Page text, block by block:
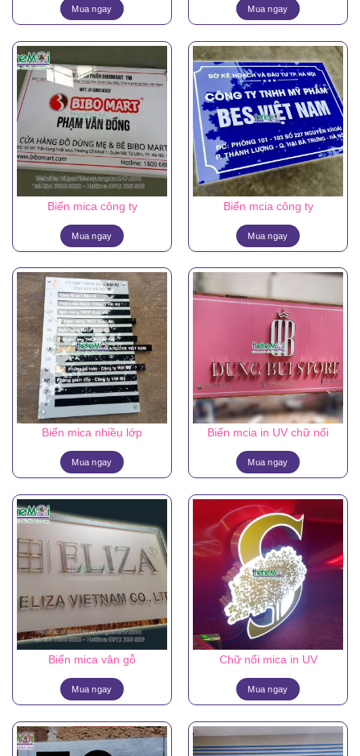
Mua ngay Mua ngay
Biển mica công ty
Mua ngay
Biển mcia công ty
Mua ngay
Biển mica nhiều lớp
Mua ngay
Biển mcia in UV chữ nổi
Mua ngay
Biển mica vân gỗ
Mua ngay
Chữ nổi mica in UV
Mua ngay